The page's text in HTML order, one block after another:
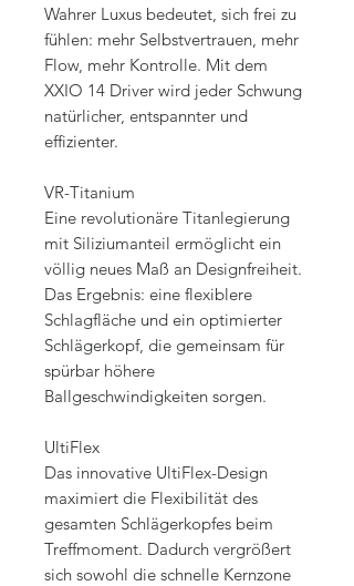
Wahrer Luxus bedeutet, sich frei zu
fühlen: mehr Selbstvertrauen, mehr
Flow, mehr Kontrolle. Mit dem
XXIO 14 Driver wird jeder Schwung
natürlicher, entspannter und
effizienter.
VR-Titanium
Eine revolutionäre Titanlegierung
mit Siliziumanteil ermöglicht ein
völlig neues Maß an Designfreiheit.
Das Ergebnis: eine flexiblere
Schlagfläche und ein optimierter
Schlägerkopf, die gemeinsam für
spürbar höhere
Ballgeschwindigkeiten sorgen.
UltiFlex
Das innovative UltiFlex-Design
maximiert die Flexibilität des
gesamten Schlägerkopfes beim
Treffmoment. Dadurch vergrößert
sich sowohl die schnelle Kernzone